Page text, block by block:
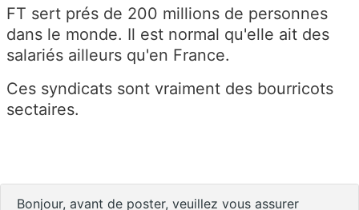
FT sert prés de 200 millions de personnes
dans le monde. Il est normal qu'elle ait des
salariés ailleurs qu'en France.
Ces syndicats sont vraiment des bourricots
sectaires.
Bonjour, avant de poster, veuillez vous assurer